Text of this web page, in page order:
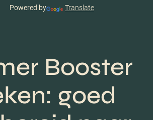
Powered by Translate
Booster
goed